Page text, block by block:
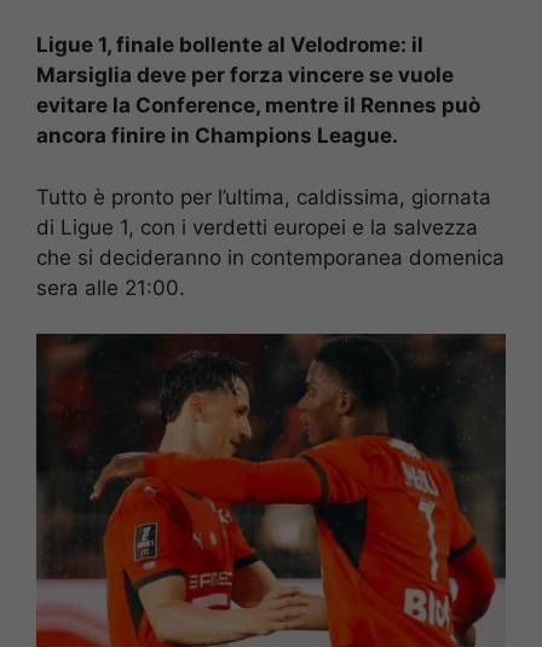
Ligue 1, finale bollente al Velodrome: il
Marsiglia deve per forza vincere se vuole
evitare la Conference, mentre il Rennes può
ancora finire in Champions League.
Tutto è pronto per l’ultima, caldissima, giornata
di Ligue 1, con i verdetti europei e la salvezza
che si decideranno in contemporanea domenica
sera alle 21:00.